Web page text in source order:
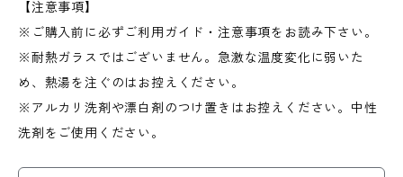
【注意事項】
※ご購入前に必ずご利用ガイド・注意事項をお読み下さい。
※耐熱ガラスではございません。急激な温度変化に弱いた
め、熱湯を注ぐのはお控えください。
※アルカリ洗剤や漂白剤のつけ置きはお控えください。中性
洗剤をご使用ください。